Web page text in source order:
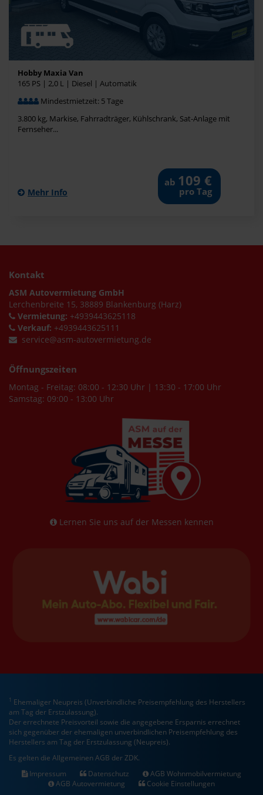
Hobby Maxia Van
165 PS | 2,0 L | Diesel | Automatik
Mindestmietzeit: 5 Tage
3.800 kg, Markise, Fahrradträger, Kühlschrank, Sat-Anlage mit
Fernseher...
Mehr Info
ab 109 €
pro Tag
Kontakt
ASM Autovermietung GmbH
Lerchenbreite 15, 38889 Blankenburg (Harz)
Vermietung: +4939443625118
Verkauf: +4939443625111
service@asm-autovermietung.de
Öffnungszeiten
Montag - Freitag: 08:00 - 12:30 Uhr | 13:30 - 17:00 Uhr
Samstag: 09:00 - 13:00 Uhr
Lernen Sie uns auf der Messen kennen
1 Ehemaliger Neupreis (Unverbindliche Preisempfehlung des Herstellers
am Tag der Erstzulassung).
Der errechnete Preisvorteil sowie die angegebene Ersparnis errechnet
sich gegenüber der ehemaligen unverbindlichen Preisempfehlung des
Herstellers am Tag der Erstzulassung (Neupreis).
Es gelten die Allgemeinen AGB der ZDK.
Impressum
Datenschutz
AGB Wohnmobilvermietung
AGB Autovermietung
Cookie Einstellungen